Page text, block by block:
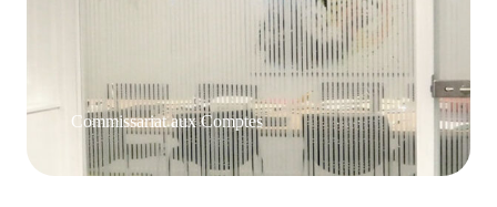
Commissariat aux Comptes